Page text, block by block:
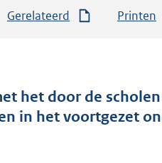
Gerelateerd Printen
het door de
in het voortgezet